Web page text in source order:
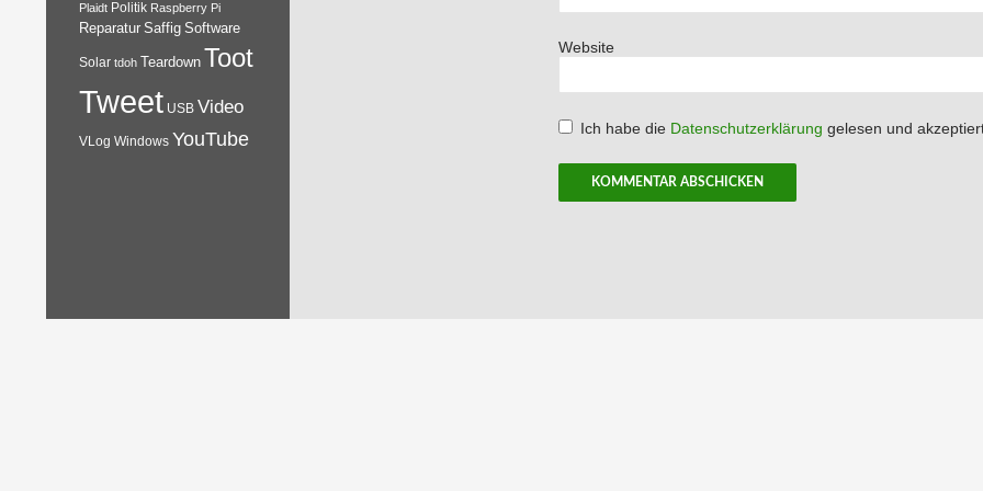
Website
Ich habe die Datenschutzerklärung gelesen und
Plaidt Politik Raspberry Pi
Reparatur Saffig Software
Solar tdoh Teardown Toot
Tweet USB Video
VLog Windows YouTube